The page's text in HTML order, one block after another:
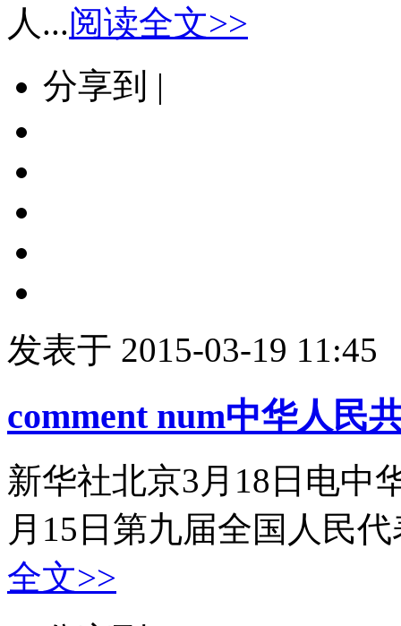
人...阅读全文>>
分享到 |
发表于 2015-03-19 11:45
comment num中华人民
新华社北京3月18日电中
月15日第九届全国人民
全文>>